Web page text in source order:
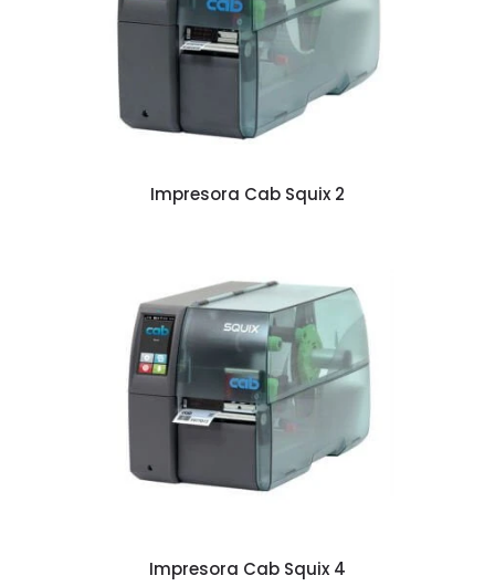
Impresora Cab Squix 2
Impresora Cab Squix 4